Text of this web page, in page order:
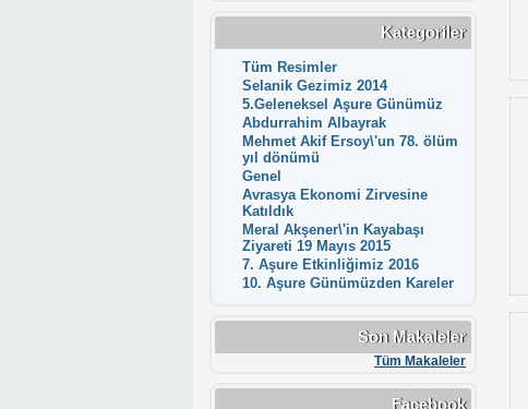
Kategoriler
Tüm Resimler
Selanik Gezimiz 2014
5.Geleneksel Aşure Günümüz
Abdurrahim Albayrak
Mehmet Akif Ersoy\'un 78. ölüm
yıl dönümü
Genel
Avrasya Ekonomi Zirvesine
Katıldık
Meral Akşener\'in Kayabaşı
Ziyareti 19 Mayıs 2015
7. Aşure Etkinliğimiz 2016
10. Aşure Günümüzden Kareler
Son Makaleler
Tüm Makaleler
Facebook